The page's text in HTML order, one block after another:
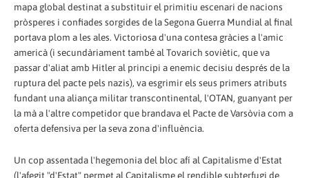
mapa global destinat a substituir el primitiu escenari de nacions
pròsperes i confiades sorgides de la Segona Guerra Mundial al final
portava plom a les ales. Victoriosa d'una contesa gràcies a l'amic
americà (i secundàriament també al Tovarich soviètic, que va
passar d'aliat amb Hitler al principi a enemic decisiu després de la
ruptura del pacte pels nazis), va esgrimir els seus primers atributs
fundant una aliança militar transcontinental, l'OTAN, guanyant per
la mà a l'altre competidor que brandava el Pacte de Varsòvia com a
oferta defensiva per la seva zona d'influència.
Un cop assentada l'hegemonia del bloc afí al Capitalisme d'Estat
(l'afegit "d'Estat" permet al Capitalisme el rendible subterfugi de